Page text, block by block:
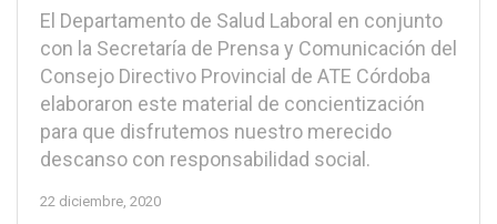
El Departamento de Salud Laboral en conjunto
con la Secretaría de Prensa y Comunicación del
Consejo Directivo Provincial de ATE Córdoba
elaboraron este material de concientización
para que disfrutemos nuestro merecido
descanso con responsabilidad social.
22 diciembre, 2020